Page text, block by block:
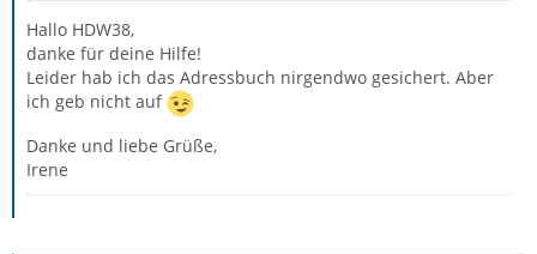
Hallo HDW38,
danke für deine Hilfe!
Leider hab ich das Adressbuch nirgendwo gesichert. Aber
ich geb nicht auf
Danke und liebe Grüße,
Irene